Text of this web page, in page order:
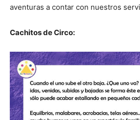
aventuras a contar con nuestros
Cachitos de Circo: